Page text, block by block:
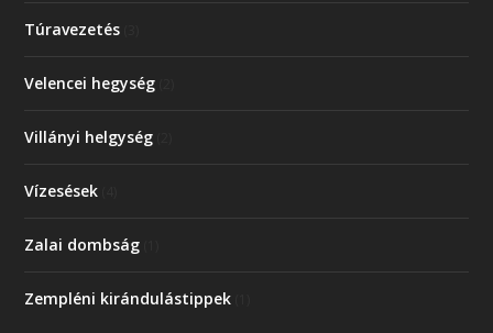
Túravezetés
Velencei hegység
Villányi helgység
Vízesések
Zalai dombság
Zempléni kirándulástippek